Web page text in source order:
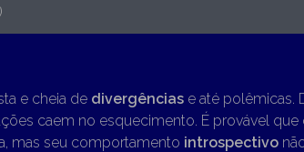
e cheia de divergênciase até polêmicas.
caem no esquecimento. É provável que
mas seu comportamento introspectivo